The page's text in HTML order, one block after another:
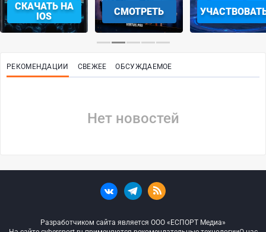
СКАЧАТЬ НА
IOS
СМОТРЕТЬ
РЕКОМЕНДАЦИИ СВЕЖЕЕ ОБСУЖДАЕМОЕ
Нет новостей
Разработчиком сайта является ООО «ЕСПОРТ Медиа»